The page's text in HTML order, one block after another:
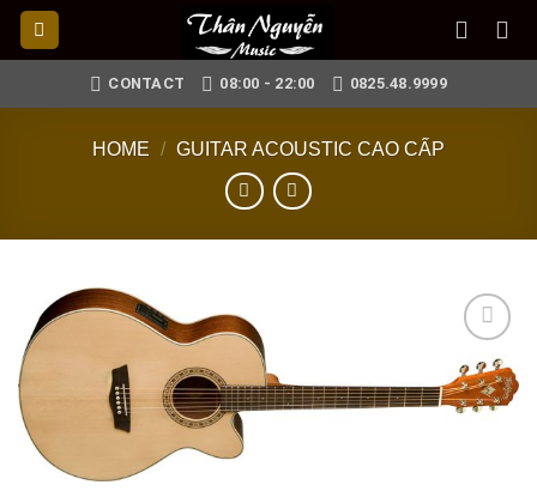
Skip
CONTACT 08:00 - 22:00 0825.48.9999
HOME / GUITAR ACOUSTIC CAO CẤP
Add to
wishlist